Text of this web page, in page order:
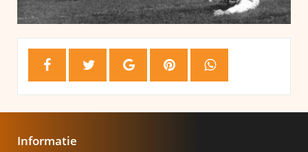
Informatie